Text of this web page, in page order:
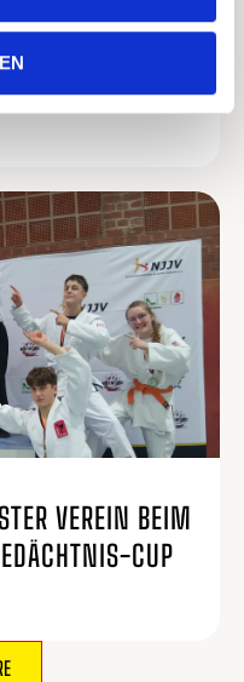
UM
VEREIN BEIM
CUP